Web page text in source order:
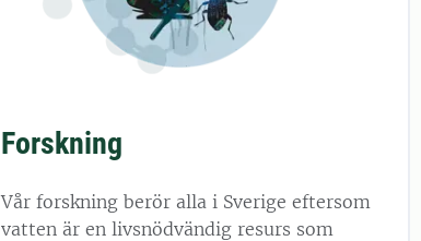
Forskning
Vår forskning berör alla i Sverige eftersom
vatten är en livsnödvändig resurs som